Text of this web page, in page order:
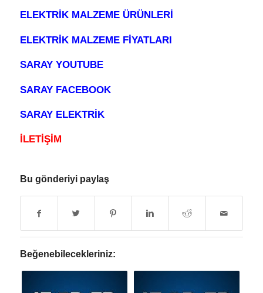
ELEKTRİK MALZEME ÜRÜNLERİ
ELEKTRİK MALZEME FİYATLARI
SARAY YOUTUBE
SARAY FACEBOOK
SARAY ELEKTRİK
İLETİŞİM
Bu gönderiyi paylaş
Beğenebilecekleriniz: